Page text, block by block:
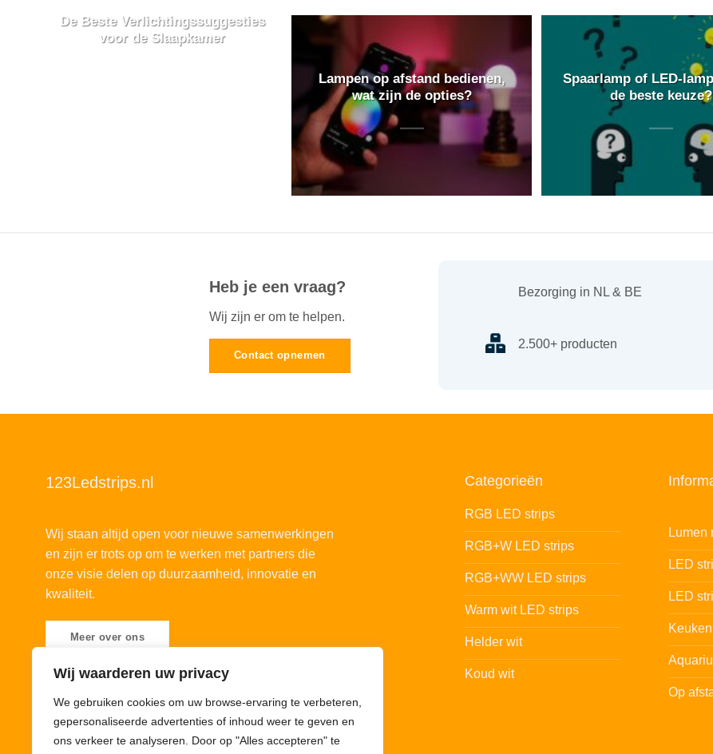
Wij waarderen uw privacy
We gebruiken cookies om uw browse-ervaring te verbeteren,
gepersonaliseerde advertenties of inhoud weer te geven en
ons verkeer te analyseren. Door op "Alles accepteren" te
De Beste Verlichtingssuggesties
voor de Slaapkamer
Lampen op afstand bedienen,
wat zijn de opties?
Spaarlamp of LED-
de beste keuze?
Heb je een vraag?
Wij zijn er om te helpen.
Contact opnemen
Bezorging in NL & BE
2.500+ producten
123Ledstrips.nl
Wij staan altijd open voor nieuwe samenwerkingen
en zijn er trots op om te werken met partners die
onze visie delen op duurzaamheid, innovatie en
kwaliteit.
Meer over ons
Categorieën
RGB LED strips
RGB+W LED strips
RGB+WW LED strips
Warm wit LED strips
Helder wit
Koud wit
Lumen
LED
LED
Op